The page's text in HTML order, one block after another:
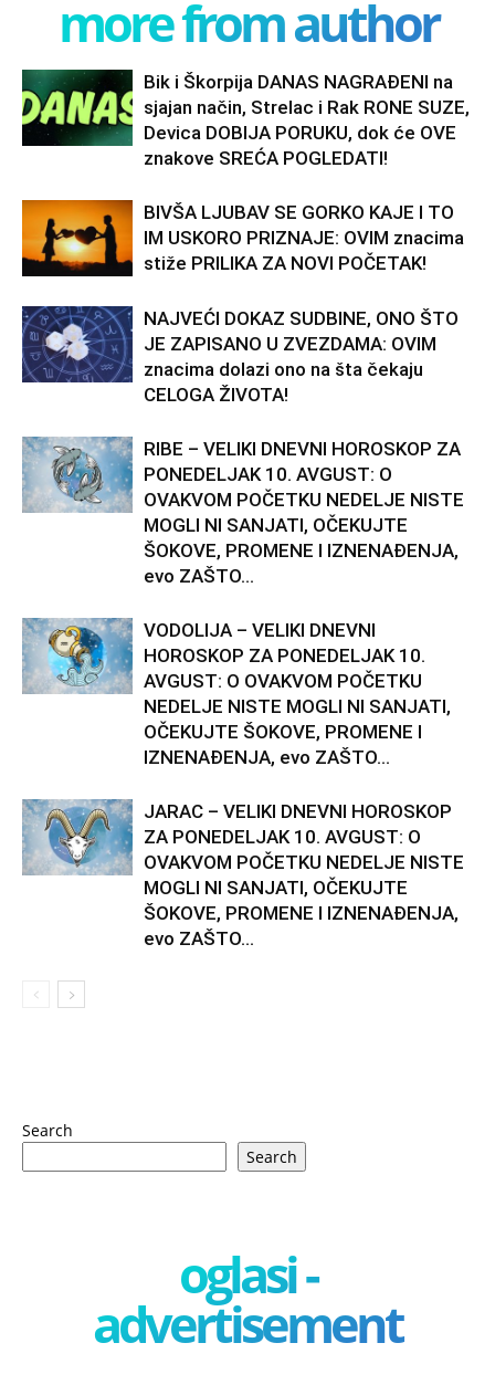
more from author
Bik i Škorpija DANAS NAGRAĐENI na
sjajan način, Strelac i Rak RONE SUZE,
Devica DOBIJA PORUKU, dok će OVE
znakove SREĆA POGLEDATI!
BIVŠA LJUBAV SE GORKO KAJE I TO
IM USKORO PRIZNAJE: OVIM znacima
stiže PRILIKA ZA NOVI POČETAK!
NAJVEĆI DOKAZ SUDBINE, ONO ŠTO
JE ZAPISANO U ZVEZDAMA: OVIM
znacima dolazi ono na šta čekaju
CELOGA ŽIVOTA!
RIBE – VELIKI DNEVNI HOROSKOP ZA
PONEDELJAK 10. AVGUST: O
OVAKVOM POČETKU NEDELJE NISTE
MOGLI NI SANJATI, OČEKUJTE
ŠOKOVE, PROMENE I IZNENAĐENJA,
evo ZAŠTO...
VODOLIJA – VELIKI DNEVNI
HOROSKOP ZA PONEDELJAK 10.
AVGUST: O OVAKVOM POČETKU
NEDELJE NISTE MOGLI NI SANJATI,
OČEKUJTE ŠOKOVE, PROMENE I
IZNENAĐENJA, evo ZAŠTO...
JARAC – VELIKI DNEVNI HOROSKOP
ZA PONEDELJAK 10. AVGUST: O
OVAKVOM POČETKU NEDELJE NISTE
MOGLI NI SANJATI, OČEKUJTE
ŠOKOVE, PROMENE I IZNENAĐENJA,
evo ZAŠTO...
Search
Search
oglasi -
advertisement